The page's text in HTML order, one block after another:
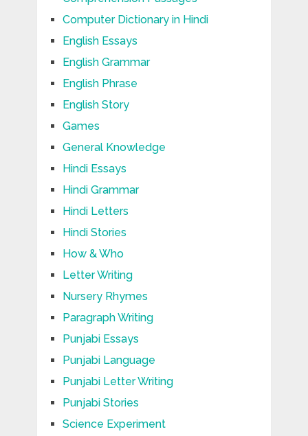
Computer Dictionary in Hindi
English Essays
English Grammar
English Phrase
English Story
Games
General Knowledge
Hindi Essays
Hindi Grammar
Hindi Letters
Hindi Stories
How & Who
Letter Writing
Nursery Rhymes
Paragraph Writing
Punjabi Essays
Punjabi Language
Punjabi Letter Writing
Punjabi Stories
Science Experiment